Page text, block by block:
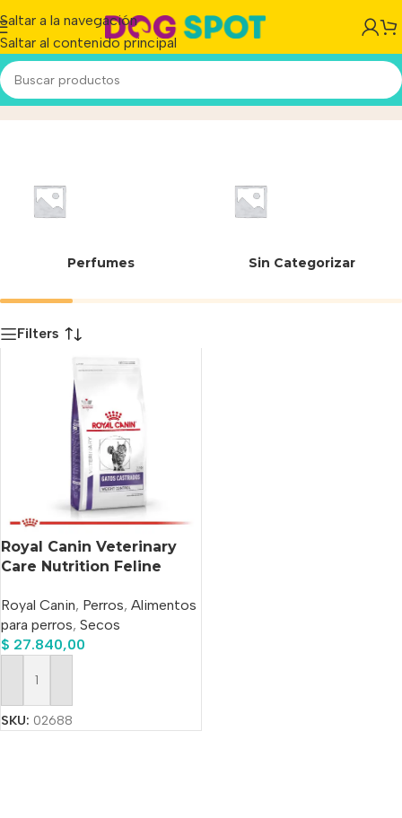
Saltar a la navegación
Saltar al contenido principal
7790187003132Inicio/Producto
Perfumes Sin Categorizar
Filters
Royal Canin Veterinary
Care Nutrition Feline
Control Adulto x 1.5 kg
Royal Canin, Perros, Alimentos
para perros, Secos
$ 27.840,00
Añadir Al Carrito
SKU: 02688